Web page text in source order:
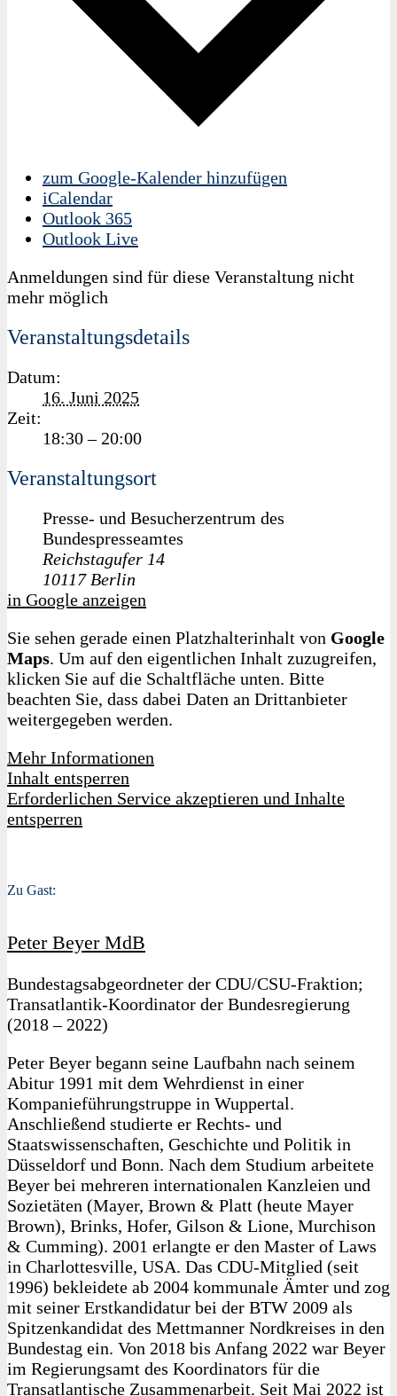
zum Google-Kalender hinzufügen
iCalendar
Outlook 365
Outlook Live
Anmeldungen sind für diese Veranstaltung nicht
mehr möglich
Veranstaltungsdetails
Datum:
16. Juni 2025
Zeit:
18:30 – 20:00
Veranstaltungsort
Presse- und Besucherzentrum des
Bundespresseamtes
Reichstagufer 14
10117 Berlin
in Google anzeigen
Sie sehen gerade einen Platzhalterinhalt von Google
Maps. Um auf den eigentlichen Inhalt zuzugreifen,
klicken Sie auf die Schaltfläche unten. Bitte
beachten Sie, dass dabei Daten an Drittanbieter
weitergegeben werden.
Mehr Informationen
Inhalt entsperren
Erforderlichen Service akzeptieren und Inhalte
entsperren
Zu Gast:
Peter Beyer MdB
Bundestagsabgeordneter der CDU/CSU-Fraktion;
Transatlantik-Koordinator der Bundesregierung
(2018 – 2022)
Peter Beyer begann seine Laufbahn nach seinem
Abitur 1991 mit dem Wehrdienst in einer
Kompanieführungstruppe in Wuppertal.
Anschließend studierte er Rechts- und
Staatswissenschaften, Geschichte und Politik in
Düsseldorf und Bonn. Nach dem Studium arbeitete
Beyer bei mehreren internationalen Kanzleien und
Sozietäten (Mayer, Brown & Platt (heute Mayer
Brown), Brinks, Hofer, Gilson & Lione, Murchison
& Cumming). 2001 erlangte er den Master of Laws
in Charlottesville, USA. Das CDU-Mitglied (seit
1996) bekleidete ab 2004 kommunale Ämter und zog
mit seiner Erstkandidatur bei der BTW 2009 als
Spitzenkandidat des Mettmanner Nordkreises in den
Bundestag ein. Von 2018 bis Anfang 2022 war Beyer
im Regierungsamt des Koordinators für die
Transatlantische Zusammenarbeit. Seit Mai 2022 ist